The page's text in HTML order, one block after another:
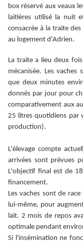
box réservé aux veaux
laitières utilisé la nuit
consacrée à la traite
au logement d'Adrien.
La traite a lieu deux
mécanisée. Les
que deux minutes
donnés par jour pour
comparativement aux
25 litres quotidiens par
production).
L'élevage compte
arrivées sont prévues
L'objectif final est de
financement.
Les vaches sont de
lui-même, pour
lait. 2 mois de repos
optimale pendant
Si l'insémination ne